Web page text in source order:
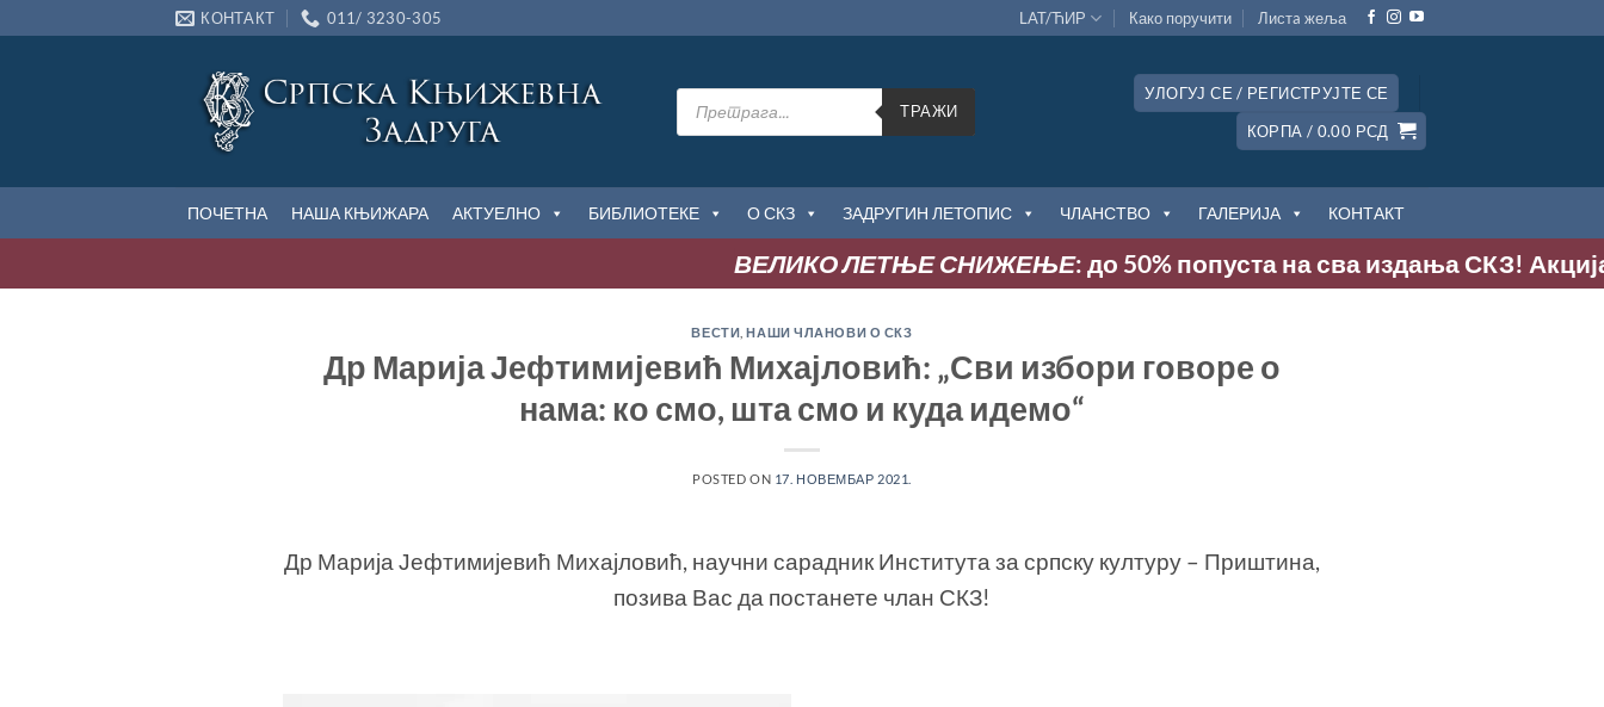
на
КОНТАКТ 011/ 3230-305 LAT/ЋИР Како поручити Листa жеља
Products
search
ТРАЖИ
УЛОГУЈ СЕ / РЕГИСТРУЈТЕ СЕ
КОРПА / 0.00 РСД
ПОЧЕТНА НАША КЊИЖАРА АКТУЕЛНО БИБЛИОТЕКЕ О СКЗ ЗАДРУГИН ЛЕТОПИС ЧЛАНСТВО ГАЛЕРИЈА КОНТАКТ
ВЕЛИКО ЛЕТЊЕ СНИЖЕЊЕ: до 50% попуста на сва издања СКЗ! Акција
ВЕСТИ ,НАШИ ЧЛАНОВИ О СКЗ
Др Марија Јефтимијевић Михајловић: „Сви избори говоре о
нама: ко смо, шта смо и куда идемо“
POSTED ON 17. НОВЕМБАР 2021.
Др Марија Јефтимијевић Михајловић, научни сарадник Института за српску културу – Приштина,
позива Вас да постанете члан СКЗ!